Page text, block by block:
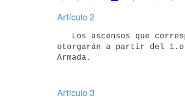
Artículo 2
otorgarán a partir del 1.o
Artículo 3